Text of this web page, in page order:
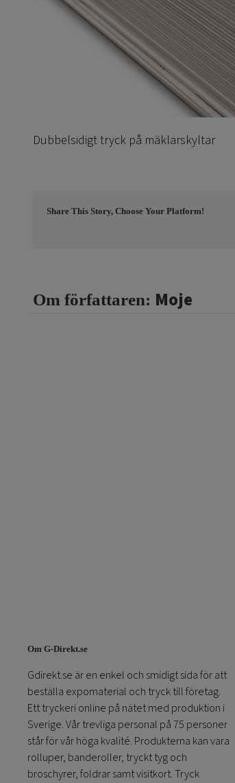
Dubbelsidigt tryck på mäklarskyltar
Share This Story, Choose Your Platform!
Om författaren: Moje
Om G-Direkt.se
Gdirekt.se är en enkel och smidigt sida för att
beställa expomaterial och tryck till företag.
Ett tryckeri online på nätet med produktion i
Sverige. Vår trevliga personal på 75 personer
står för vår höga kvalité. Produkterna kan vara
rolluper, banderoller, tryckt tyg och
broschyrer, foldrar samt visitkort. Tryck